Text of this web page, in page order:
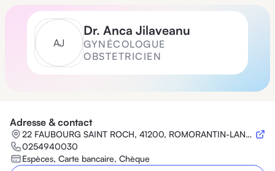
AJ
Dr. Anca Jilaveanu
GYNÉCOLOGUE
OBSTETRICIEN
Adresse & contact
22 FAUBOURG SAINT ROCH, 41200, ROMORANTIN-LANTHENAY
0254940030
Espèces, Carte bancaire, Chèque